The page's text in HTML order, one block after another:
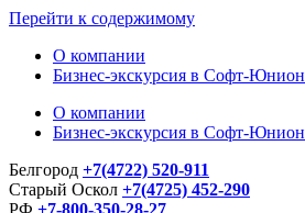
Перейти к содержимому
О компании
Бизнес-экскурсия в Софт-Юнион
О компании
Бизнес-экскурсия в Софт-Юнион
Белгород +7(4722) 520-911
Старый Оскол +7(4725) 452-290
РФ +7-800-350-28-27